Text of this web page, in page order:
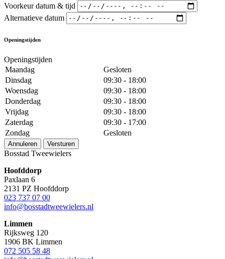
Voorkeur datum & tijd
Alternatieve datum
Openingstijden
Openingstijden
Maandag
Gesloten
Dinsdag
09:30 - 18:00
Woensdag
09:30 - 18:00
Donderdag
09:30 - 18:00
Vrijdag
09:30 - 18:00
Zaterdag
09:30 - 17:00
Zondag
Gesloten
Annuleren Versturen
Bosstad Tweewielers
Hoofddorp
Paxlaan 6
2131 PZ Hoofddorp
023 737 07 00
info@bosstadtweewielers.nl
Limmen
Rijksweg 120
1906 BK Limmen
072 505 58 48